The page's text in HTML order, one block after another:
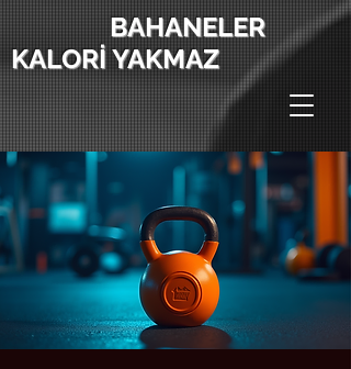
BAHANELER
KALORİ YAKMAZ